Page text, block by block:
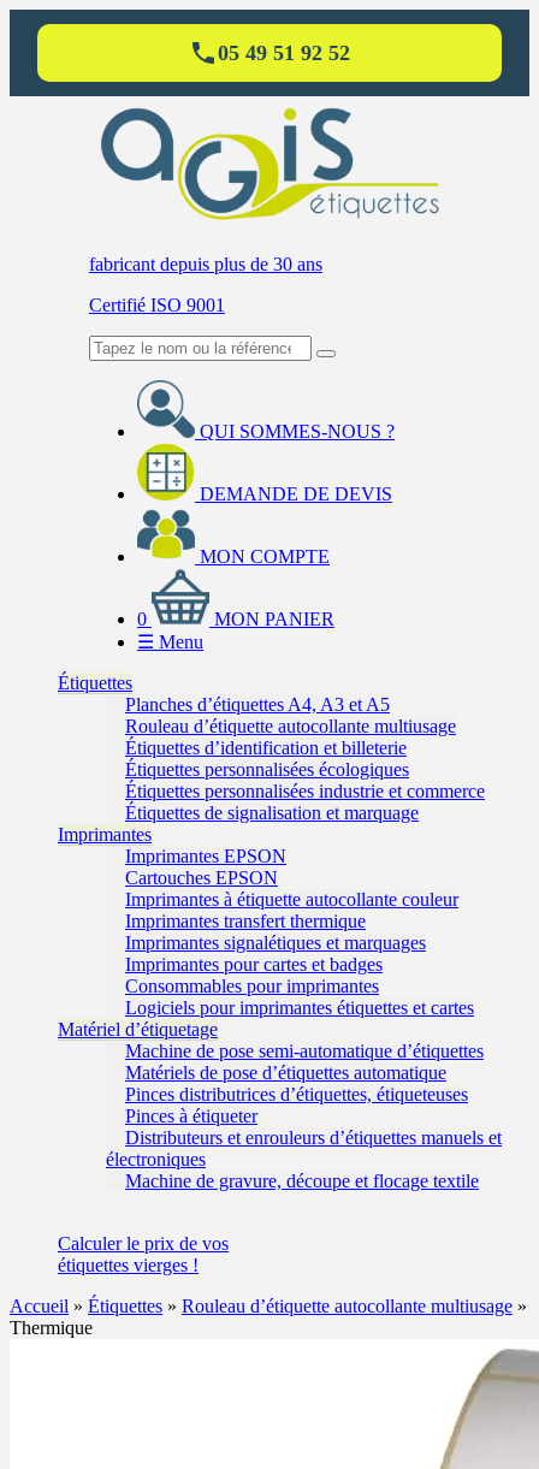
05 49 51 92 52
fabricant depuis plus de 30 ans
Certifié ISO 9001
QUI SOMMES-NOUS ?
DEMANDE DE DEVIS
MON COMPTE
0
MON PANIER
☰ Menu
Étiquettes
Planches d’étiquettes A4, A3 et A5
Rouleau d’étiquette autocollante multiusage
Étiquettes d’identification et billeterie
Étiquettes personnalisées écologiques
Étiquettes personnalisées industrie et commerce
Étiquettes de signalisation et marquage
Imprimantes
Imprimantes EPSON
Cartouches EPSON
Imprimantes à étiquette autocollante couleur
Imprimantes transfert thermique
Imprimantes signalétiques et marquages
Imprimantes pour cartes et badges
Consommables pour imprimantes
Logiciels pour imprimantes étiquettes et cartes
Matériel d’étiquetage
Machine de pose semi-automatique d’étiquettes
Matériels de pose d’étiquettes automatique
Pinces distributrices d’étiquettes, étiqueteuses
Pinces à étiqueter
Distributeurs et enrouleurs d’étiquettes manuels et
électroniques
Machine de gravure, découpe et flocage textile
Calculerle prix de vos
étiquettes vierges !
Accueil » Étiquettes » Rouleau d’étiquette autocollante multiusage »
Thermique